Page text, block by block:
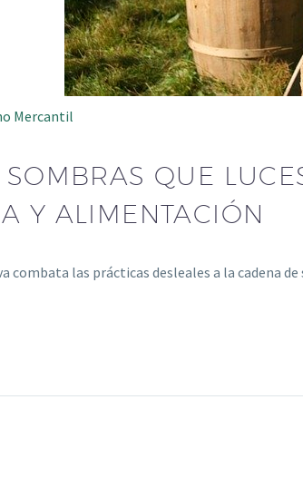
Mercantil
SOMBRAS QUE
Y ALIMENTACIÓN
combata las prácticas desleales a la cadena